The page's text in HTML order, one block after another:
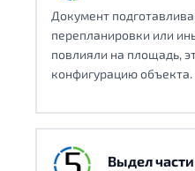
Документ
перепланировки или
повлияли на площадь,
конфигурацию объекта.
Выдел